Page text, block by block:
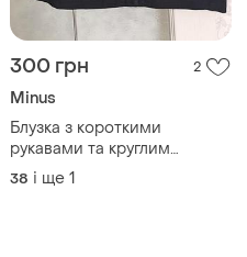
Блузка з короткими
рукавами та круглим
відкладним коміром
38 і ще 1